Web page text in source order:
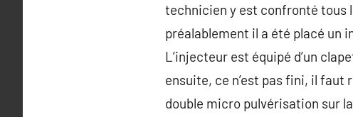
technicien y est confronté tous
préalablement il a été placé un
L’injecteur est équipé d’un
ensuite, ce n’est pas fini, il
double micro pulvérisation sur